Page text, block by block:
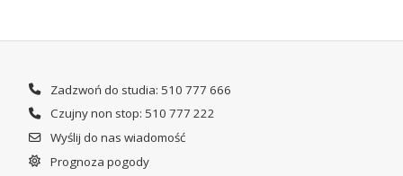
Zadzwoń do studia: 510 777 666
Czujny non stop: 510 777 222
Wyślij do nas wiadomość
Prognoza pogody